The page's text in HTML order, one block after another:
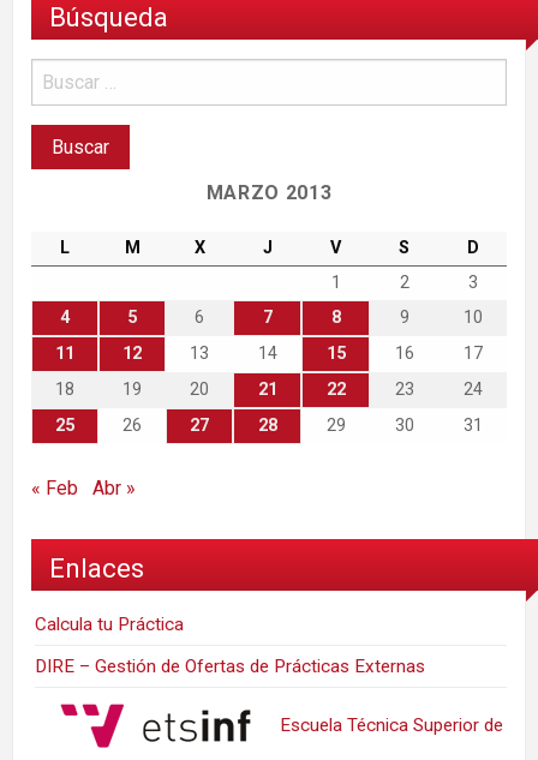
Búsqueda
MARZO 2013
L M X J V S
D
1
2
3
4
5 6 7 8 9
10
11
12 13 14 15 16
17
18
19 20 21 22 23
24
25
26 27 28 29 30 31
« Feb Abr »
Enlaces
Calcula tu Práctica
DIRE – Gestión de Ofertas de Prácticas Externas
Escuela Técnica Superior de